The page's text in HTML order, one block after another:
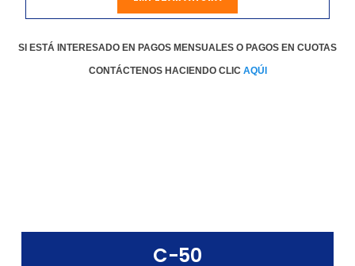
SI ESTÁ INTERESADO EN PAGOS MENSUALES O PAGOS EN CUOTAS
CONTÁCTENOS HACIENDO CLIC AQÚI
C-50